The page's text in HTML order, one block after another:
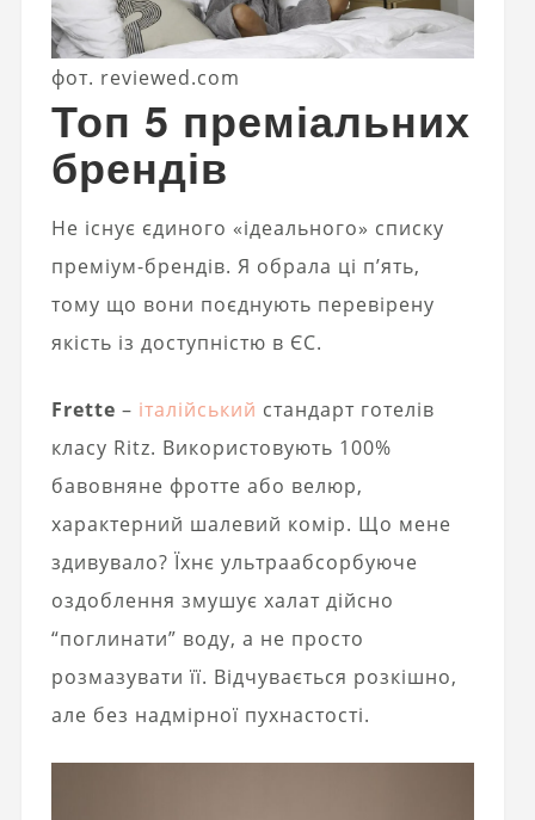
фот. reviewed.com
Топ 5 преміальних
брендів
Не існує єдиного «ідеального» списку
преміум-брендів. Я обрала ці п’ять,
тому що вони поєднують перевірену
якість із доступністю в ЄС.
Frette – італійський стандарт готелів
класу Ritz. Використовують 100%
бавовняне фротте або велюр,
характерний шалевий комір. Що мене
здивувало? Їхнє ультраабсорбуюче
оздоблення змушує халат дійсно
“поглинати” воду, а не просто
розмазувати її. Відчувається розкішно,
але без надмірної пухнастості.